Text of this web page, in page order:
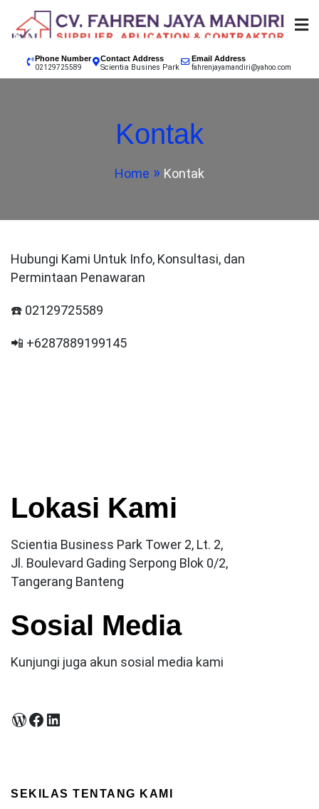
02129725589 CV.
MANDIRI
INDONESIA, EPOXY LANTAI JAKARTA, EPOXY LANTAI
LANTAI GARUT, EPOXY LANTAI CIANJUR
Phone Number
02129725589
Contact Address
Scientia Busines Park
Email Address
fahrenjayamandiri@yahoo.com
Kontak
Home Kontak
Hubungi Kami Untuk Info, Konsultasi, dan
Permintaan Penawaran
☎️ 02129725589
📲 +6287889199145
Lokasi Kami
Scientia Business Park Tower 2, Lt. 2,
Jl. Boulevard Gading Serpong Blok 0/2,
Tangerang Banteng
Sosial Media
Kunjungi juga akun sosial media kami
WordPress
Facebook
LinkedIn
SEKILAS TENTANG KAMI